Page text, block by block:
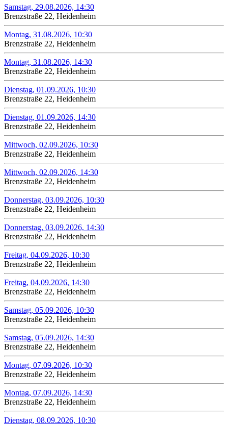
Samstag, 29.08.2026, 14:30
Brenzstraße 22, Heidenheim
Montag, 31.08.2026, 10:30
Brenzstraße 22, Heidenheim
Montag, 31.08.2026, 14:30
Brenzstraße 22, Heidenheim
Dienstag, 01.09.2026, 10:30
Brenzstraße 22, Heidenheim
Dienstag, 01.09.2026, 14:30
Brenzstraße 22, Heidenheim
Mittwoch, 02.09.2026, 10:30
Brenzstraße 22, Heidenheim
Mittwoch, 02.09.2026, 14:30
Brenzstraße 22, Heidenheim
Donnerstag, 03.09.2026, 10:30
Brenzstraße 22, Heidenheim
Donnerstag, 03.09.2026, 14:30
Brenzstraße 22, Heidenheim
Freitag, 04.09.2026, 10:30
Brenzstraße 22, Heidenheim
Freitag, 04.09.2026, 14:30
Brenzstraße 22, Heidenheim
Samstag, 05.09.2026, 10:30
Brenzstraße 22, Heidenheim
Samstag, 05.09.2026, 14:30
Brenzstraße 22, Heidenheim
Montag, 07.09.2026, 10:30
Brenzstraße 22, Heidenheim
Montag, 07.09.2026, 14:30
Brenzstraße 22, Heidenheim
Dienstag, 08.09.2026, 10:30